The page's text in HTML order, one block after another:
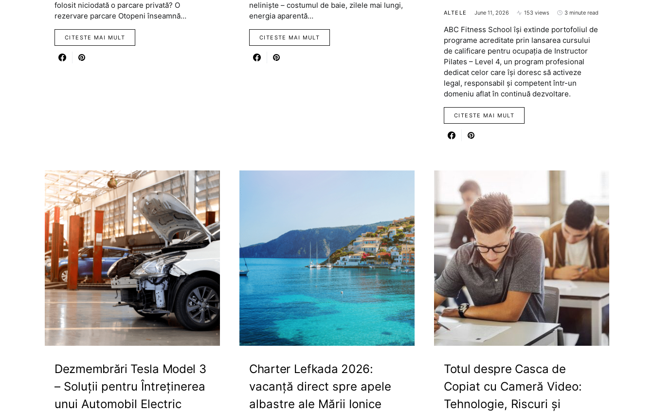
folosit niciodată o parcare privată? O
rezervare parcare Otopeni înseamnă…
CITESTE MAI MULT
neliniște – costumul de baie, zilele mai lungi,
energia aparentă…
CITESTE MAI MULT
ALTELE June 11, 2026 153 views 3 minute read
ABC Fitness School își extinde portofoliul de
programe acreditate prin lansarea cursului
de calificare pentru ocupația de Instructor
Pilates – Level 4, un program profesional
dedicat celor care își doresc să activeze
legal, responsabil și competent într-un
domeniu aflat în continuă dezvoltare.
CITESTE MAI MULT
Dezmembrări Tesla Model 3
– Soluții pentru Întreținerea
unui Automobil Electric
Charter Lefkada 2026:
vacanță direct spre apele
albastre ale Mării Ionice
Totul despre Casca de
Copiat cu Cameră Video:
Tehnologie, Riscuri și